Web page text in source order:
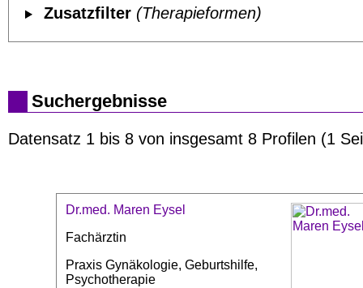
Zusatzfilter (Therapieformen)
Suchergebnisse
Datensatz 1 bis 8 von insgesamt 8 Profilen (1
Dr.med. Maren Eysel
Fachärztin
Praxis Gynäkologie, Geburtshilfe,
Psychotherapie